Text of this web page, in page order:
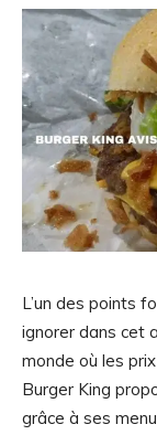
L’un des points
ignorer dans cet
monde où les
Burger King
grâce à ses